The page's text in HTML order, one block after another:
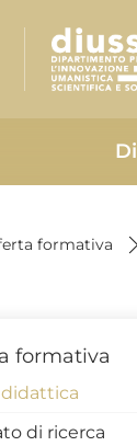
formativa
formativa
di ricerca